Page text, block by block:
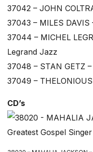
37042 – JOHN
37043 – MILES
37044 – MICHEL
Legrand Jazz
37048 – STAN GETZ
37049 –
CD’s